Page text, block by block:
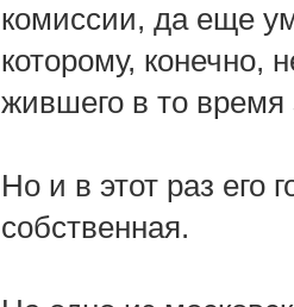
комиссии, да еще
которому, конечно,
жившего в то время
Но и в этот раз его
собственная.